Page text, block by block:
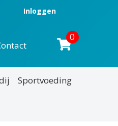
Inloggen
0
Sportvoeding